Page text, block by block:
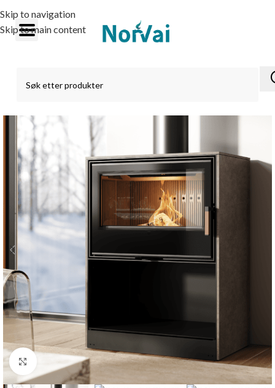
Skip to navigation
Skip to main content
Click to enlarge